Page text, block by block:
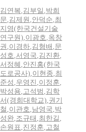
김연복,김부일 ,박희
문,김제원 ,안덕순,최
지영(한국건설기술
연구원),이광호,옥창
권 ,이경하,김형배 ,문
성호,서영국,김진환,
서정혜 ,안진홍(한국
도로공사),이현종,최
준성 ,우영진 ,이정훈,
박성용,고석범 ,김학
서(경희대학교),권기
철 ,이관호,남영국,박
성완,조규태 ,최한길 ,
손원표,진정훈,고철